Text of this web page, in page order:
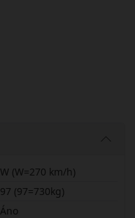
W (W=270 km/h)
97 (97=730kg)
Áno